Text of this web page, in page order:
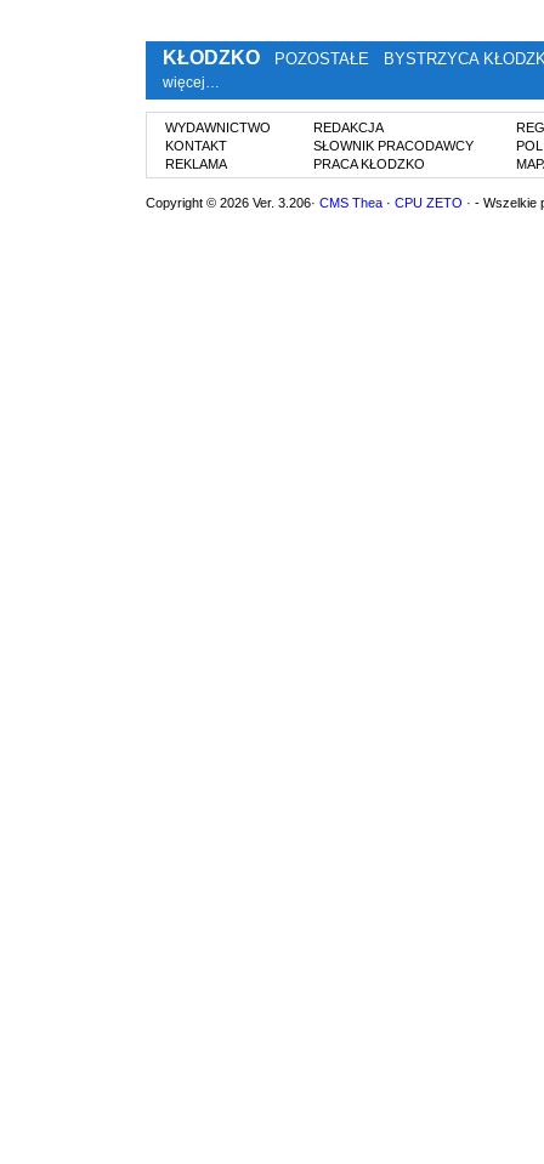
KŁODZKO POZOSTAŁE BYSTRZYCA
więcej…
WYDAWNICTWO
KONTAKT
REKLAMA
REDAKCJA
SŁOWNIK PRACODAWCY
PRACA KŁODZKO
Copyright © 2026 Ver. 3.206· CMS Thea · CPU ZETO · - Wszelkie